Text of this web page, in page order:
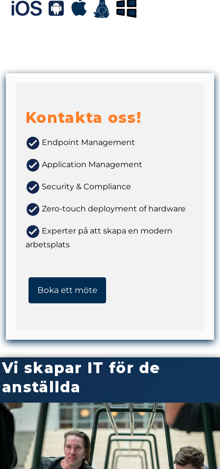
Kontakta oss!
Endpoint Management
Application Management
Security & Compliance
Zero-touch deployment of hardware
Experter på att skapa en modern
arbetsplats
Boka ett möte
Vi skapar IT för de
anställda